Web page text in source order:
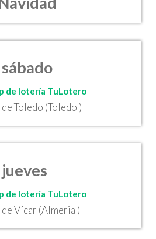
de lotería TuLotero
Toledo (Toledo )
de lotería TuLotero
Vícar (Almeria )